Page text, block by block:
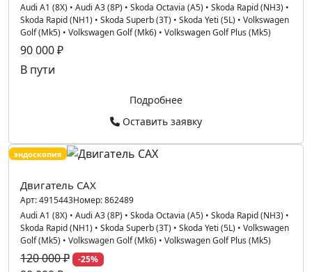
Audi A1 (8X) • Audi A3 (8P) • Skoda Octavia (A5) • Skoda Rapid (NH3) •
Skoda Rapid (NH1) • Skoda Superb (3T) • Skoda Yeti (5L) • Volkswagen
Golf (Mk5) • Volkswagen Golf (Mk6) • Volkswagen Golf Plus (Mk5)
90 000 ₽
В пути
Подробнее
Оставить заявку
эндоскопия
Двигатель CAX
Арт:4915443Номер:862489
Audi A1 (8X) • Audi A3 (8P) • Skoda Octavia (A5) • Skoda Rapid (NH3) •
Skoda Rapid (NH1) • Skoda Superb (3T) • Skoda Yeti (5L) • Volkswagen
Golf (Mk5) • Volkswagen Golf (Mk6) • Volkswagen Golf Plus (Mk5)
120 000 ₽ -25%